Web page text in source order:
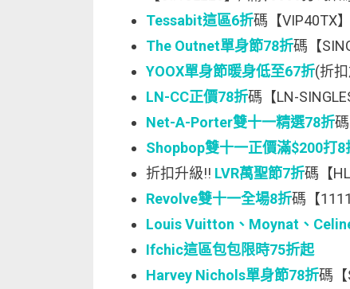
Tessabit這區6折碼【VIP40TX】
The Outnet單身節78折碼【
YOOX單身節暖身低至67折(折
LN-CC正價78折碼【LN-
Net-A-Porter雙十一精選78折
Shopbop雙十一正價滿$200打8
折扣升級!! LVR萬聖節7折碼【
Revolve雙十一全場8折碼【1111
Louis Vuitton、Moynat、
Ifchic這區包包限時75折起
Harvey Nichols單身節78折碼【